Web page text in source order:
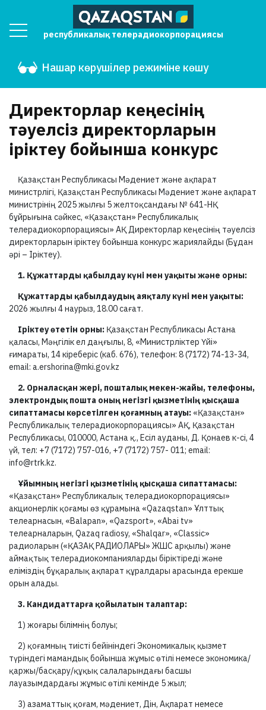
республикалық телерадиокорпорациясы
Нашар көрушілер режиміне көшу
Директорлар кеңесінің
тәуелсіз директорларын
іріктеу бойынша конкурс
Қазақстан Республикасы Мәдениет және ақпарат
министрлігі, Қазақстан Республикасы Мәдениет және ақпарат
министрінің 2025 жылғы 5 желтоқсандағы № 641-НҚ
бұйрығына сәйкес, «Қазақстан» Республикалық
телерадиокорпорациясы» АҚ Директорлар кеңесінің тәуелсіз
директорларын іріктеу бойынша конкурс жариялайды (Бұдан
әрі – Іріктеу).
1. Құжаттарды қабылдау күні мен уақыты және орны:
Құжаттарды қабылдаудың аяқталу күні мен уақыты:
2026 жылғы 4 наурыз, 18.00 сағат.
Іріктеу өтетін орны: Қазақстан Республикасы Астана
қаласы, Мәңгілік ел даңғылы, 8, «Министрліктер Үйі»
ғимараты, 14 кіреберіс (каб. 676), телефон: 8 (7172) 74-13-34,
email: a.ershorina@mki.gov.kz
2. Орналасқан жері, пошталық мекен-жайы, телефоны,
электрондық пошта оның негізгі қызметінің қысқаша
сипаттамасы көрсетілген қоғамның атауы: «Қазақстан»
Республикалық телерадиокорпорациясы» АҚ, Қазақстан
Республикасы, 010000, Астана қ., Есіл ауданы, Д. Қонаев к-сі, 4
үй, тел: +7 (7172) 757-016, +7 (7172) 757- 011; email:
info@rtrk.kz.
Ұйымның негізгі қызметінің қысқаша сипаттамасы:
«Қазақстан» Республикалық телерадиокорпорациясы»
акционерлік қоғамы өз құрамына «Qazaqstan» Ұлттық
телеарнасын, «Balapan», «Qazsport», «Abai tv»
телеарналарын, Qazaq radiosy, «Shalqar», «Classic»
радиоларын («ҚАЗАҚ РАДИОЛАРЫ» ЖШС арқылы) және
аймақтық телерадиокомпанияларды біріктіреді және
еліміздің бұқаралық ақпарат құралдары арасында ерекше
орын алады.
3. Кандидаттарға қойылатын талаптар:
1) жоғары білімнің болуы;
2) қоғамның тиісті бейініндегі Экономикалық қызмет
түріндегі мамандық бойынша жұмыс өтілі немесе экономика/
қаржы/басқару/құқық салаларындағы басшы
лауазымдардағы жұмыс өтілі кемінде 5 жыл;
3) азаматтық қоғам, мәдениет, Дін, Ақпарат немесе